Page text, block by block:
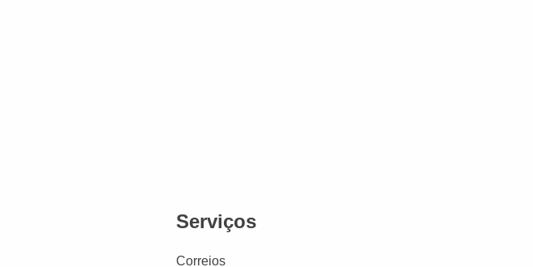
Serviços
Correios